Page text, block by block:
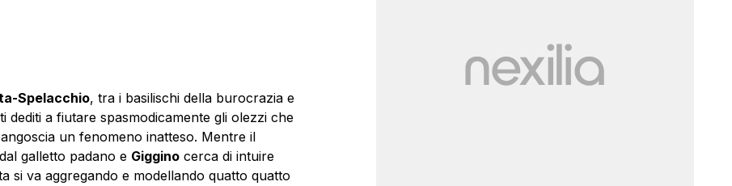
Spelacchio, tra i basilischi della burocrazia e
a fiutare spasmodicamente gli olezzi che
un fenomeno inatteso. Mentre il
galletto padano e Gigginocerca di intuire
si va aggregando e modellando quatto quatto